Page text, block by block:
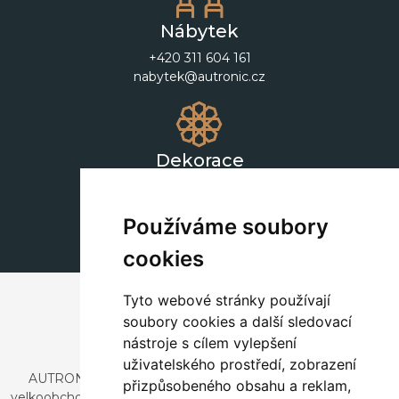
Používáme soubory
cookies
Tyto webové stránky používají
soubory cookies a další sledovací
nástroje s cílem vylepšení
uživatelského prostředí, zobrazení
přizpůsobeného obsahu a reklam,
Nábytek
+420 311 604 161
nabytek@autronic.cz
Dekorace
AUTRONIC, s.r.o. je společnost zabývající se dovozem a